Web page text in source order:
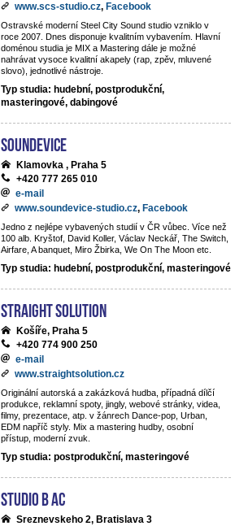
www.scs-studio.cz, Facebook
Ostravské moderní Steel City Sound studio vzniklo v
roce 2007. Dnes disponuje kvalitním vybavením. Hlavní
doménou studia je MIX a Mastering dále je možné
nahrávat vysoce kvalitní akapely (rap, zpěv, mluvené
slovo), jednotlivé nástroje.
Typ studia: hudební, postprodukční,
masteringové, dabingové
Soundevice
Klamovka , Praha 5
+420 777 265 010
e-mail
www.soundevice-studio.cz, Facebook
Jedno z nejlépe vybavených studií v ČR vůbec. Více než
100 alb. Kryštof, David Koller, Václav Neckář, The Switch,
Airfare, A banquet, Miro Žbirka, We On The Moon etc.
Typ studia: hudební, postprodukční, masteringové
Straight Solution
Košíře, Praha 5
+420 774 900 250
e-mail
www.straightsolution.cz
Originální autorská a zakázková hudba, případná dílčí
produkce, reklamní spoty, jingly, webové stránky, videa,
filmy, prezentace, atp. v žánrech Dance-pop, Urban,
EDM napříč styly. Mix a mastering hudby, osobní
přístup, moderní zvuk.
Typ studia: postprodukční, masteringové
Studio B AC
Sreznevskeho 2, Bratislava 3